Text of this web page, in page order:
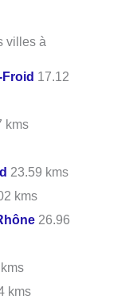
villes à
17.12
kms
23.59 kms
kms
26.96
kms